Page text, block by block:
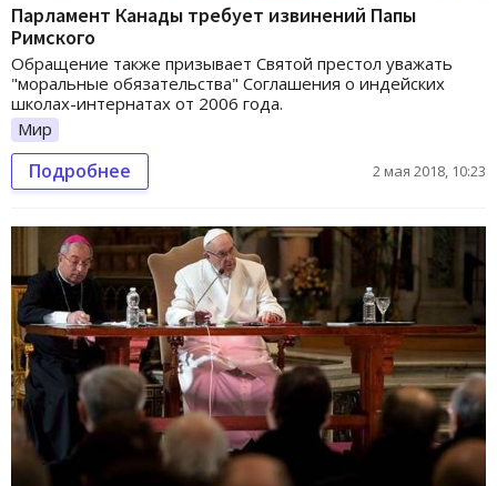
Парламент Канады требует извинений Папы
Римского
Обращение также призывает Святой престол уважать
"моральные обязательства" Соглашения о индейских
школах-интернатах от 2006 года.
Мир
Подробнее 2 мая 2018, 10:23